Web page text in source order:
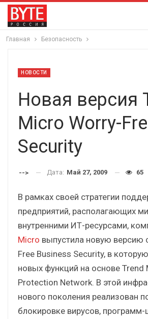
Главная Безопасность
НОВОСТИ
Новая версия
Micro Worry-
Security
--> Дата: Май 27, 2009 65
В рамках своей стратегии
предприятий, располагающих
внутренними ИТ-ресурсами,
Micro выпустила новую версию
Free Business Security, в
новых функций на основе Trend
Protection Network. В этой
нового поколения реализован
блокировке вирусов,